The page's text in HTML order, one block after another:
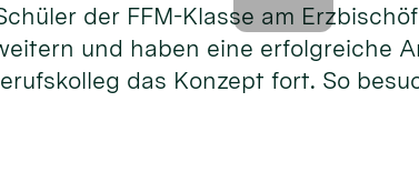
der FFM-Klasse am
und haben eine erfolgreiche
das Konzept fort. So